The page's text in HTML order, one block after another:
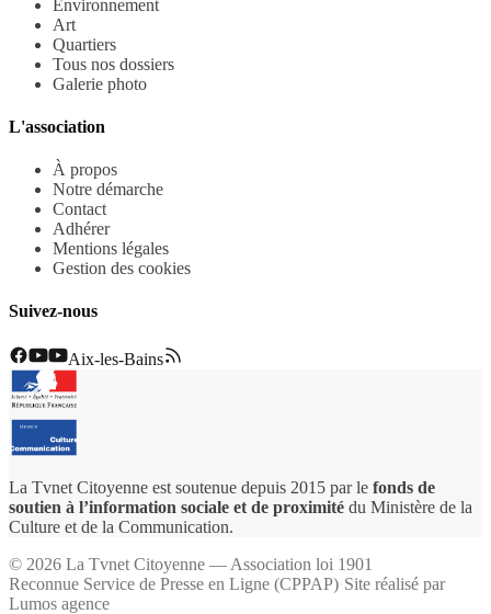
Environnement
Art
Quartiers
Tous nos dossiers
Galerie photo
L'association
À propos
Notre démarche
Contact
Adhérer
Mentions légales
Gestion des cookies
Suivez-nous
Aix-les-Bains
La Tvnet Citoyenne est soutenue depuis 2015 par le fonds de
soutien à l’information sociale et de proximité du Ministère de la
Culture et de la Communication.
© 2026 La Tvnet Citoyenne — Association loi 1901
Reconnue Service de Presse en Ligne (CPPAP)·Site réalisé par
Lumos agence